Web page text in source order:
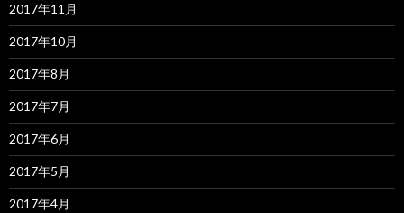
2017年11月
2017年10月
2017年8月
2017年7月
2017年6月
2017年5月
2017年4月